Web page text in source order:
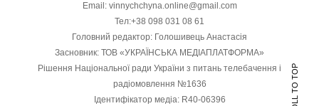
Email: vinnychchyna.online@gmail.com
Тел:+38 098 031 08 61
Головний редактор: Голошивець Анастасія
Засновник: ТОВ «УКРАЇНСЬКА МЕДІАПЛАТФОРМА»
Рішення Національної ради України з питань телебачення і
радіомовлення №1636
Ідентифікатор медіа: R40-06396